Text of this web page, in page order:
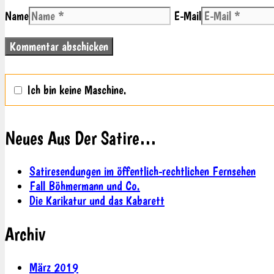
Name
E-Mail
Ich bin keine Maschine.
Neues Aus Der Satire…
Satiresendungen im öffentlich-rechtlichen Fernsehen
Fall Böhmermann und Co.
Die Karikatur und das Kabarett
Archiv
März 2019